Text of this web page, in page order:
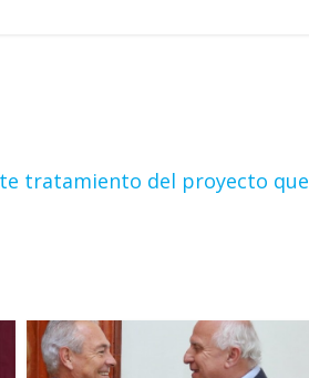
tratamiento del proyecto que